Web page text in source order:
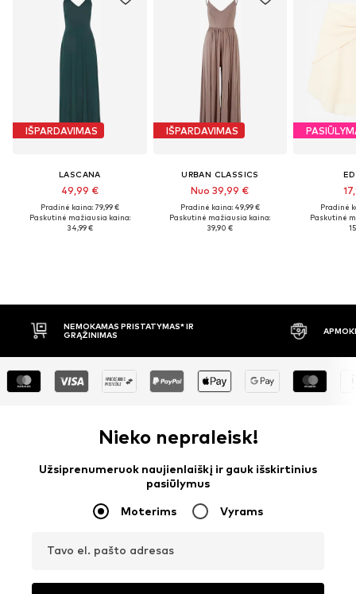
IŠPARDAVIMAS
LASCANA
49,99 €
Pradinė kaina: 79,99 €
Paskutinė mažiausia kaina:
34,99 €
IŠPARDAVIMAS
URBAN CLASSICS
Nuo 39,99 €
Pradinė kaina: 49,99 €
Paskutinė mažiausia kaina:
39,90 €
Pradinė
Paskutinė
NEMOKAMAS PRISTATYMAS* IR
GRĄŽINIMAS
Nieko nepraleisk!
Užsiprenumeruok naujienlaiškį ir gauk išskirtinius
pasiūlymus
Moterims Vyrams
Tavo el. pašto adresas